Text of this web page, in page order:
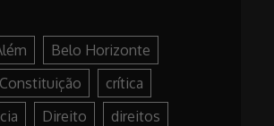
Belo Horizonte
Constituição
crítica
Direito
direitos